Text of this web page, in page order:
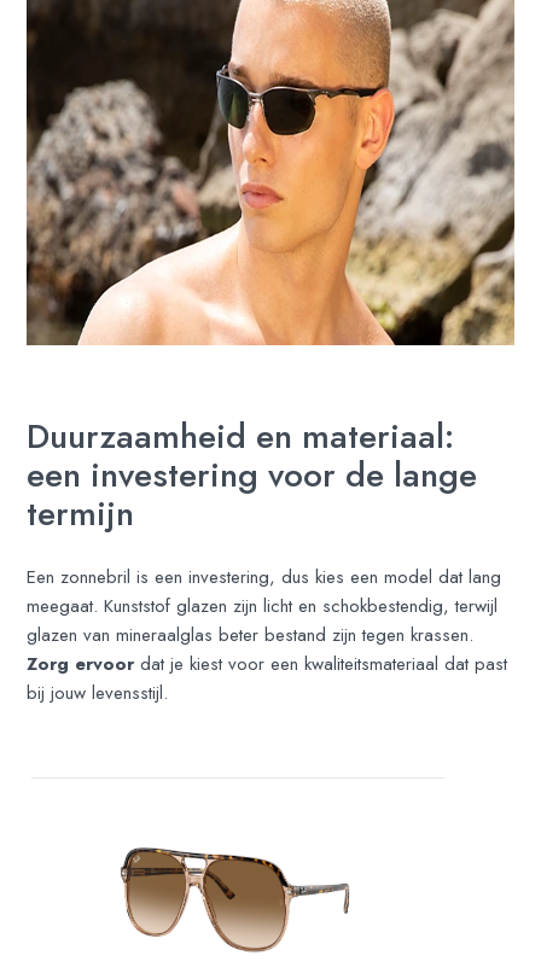
Duurzaamheid en materiaal:
een investering voor de lange
termijn
Een zonnebril is een investering, dus kies een model dat lang
meegaat. Kunststof glazen zijn licht en schokbestendig, terwijl
glazen van mineraalglas beter bestand zijn tegen krassen.
Zorg ervoor dat je kiest voor een kwaliteitsmateriaal dat past
bij jouw levensstijl.